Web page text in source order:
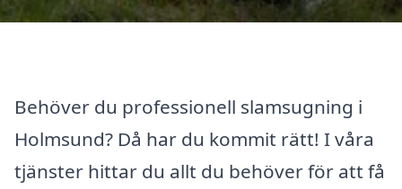
Behöver du professionell slamsugning i
Holmsund? Då har du kommit rätt! I våra
tjänster hittar du allt du behöver för att få